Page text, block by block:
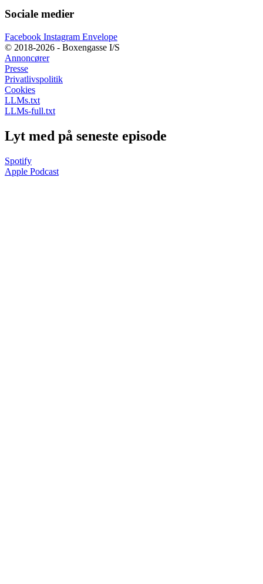
Sociale medier
Facebook Instagram Envelope
© 2018-2026 - Boxengasse I/S
Annoncører
Presse
Privatlivspolitik
Cookies
LLMs.txt
LLMs-full.txt
Lyt med på seneste episode
Spotify
Apple Podcast